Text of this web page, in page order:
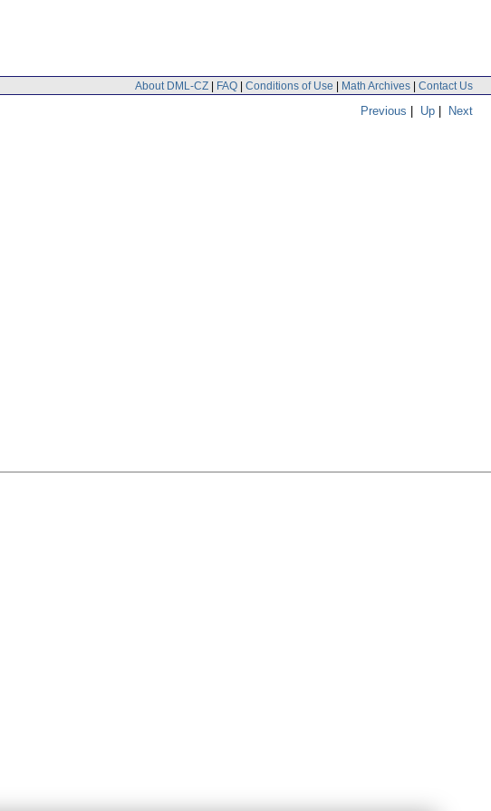
About DML-CZ | FAQ | Conditions of Use | Math Archives | Contact Us
Previous | Up | Next